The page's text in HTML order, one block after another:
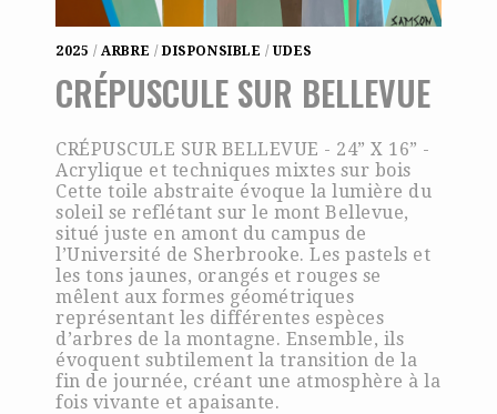
2025 /ARBRE /DISPONSIBLE /UDES
CRÉPUSCULE SUR BELLEVUE
CRÉPUSCULE SUR BELLEVUE - 24” X 16” -
Acrylique et techniques mixtes sur bois
Cette toile abstraite évoque la lumière du
soleil se reflétant sur le mont Bellevue,
situé juste en amont du campus de
l’Université de Sherbrooke. Les pastels et
les tons jaunes, orangés et rouges se
mêlent aux formes géométriques
représentant les différentes espèces
d’arbres de la montagne. Ensemble, ils
évoquent subtilement la transition de la
fin de journée, créant une atmosphère à la
fois vivante et apaisante.